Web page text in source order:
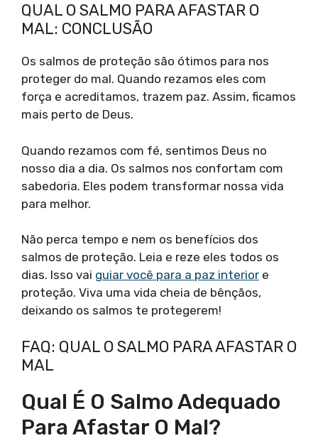
QUAL O SALMO PARA AFASTAR O
MAL: CONCLUSÃO
Os salmos de proteção são ótimos para nos
proteger do mal. Quando rezamos eles com
força e acreditamos, trazem paz. Assim, ficamos
mais perto de Deus.
Quando rezamos com fé, sentimos Deus no
nosso dia a dia. Os salmos nos confortam com
sabedoria. Eles podem transformar nossa vida
para melhor.
Não perca tempo e nem os benefícios dos
salmos de proteção. Leia e reze eles todos os
dias. Isso vai guiar você para a paz interior e
proteção. Viva uma vida cheia de bênçãos,
deixando os salmos te protegerem!
FAQ: QUAL O SALMO PARA AFASTAR O
MAL
Qual É O Salmo Adequado
Para Afastar O Mal?